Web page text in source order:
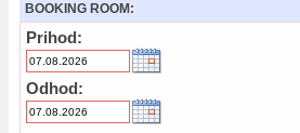
BOOKING ROOM:
Prihod:
Odhod: